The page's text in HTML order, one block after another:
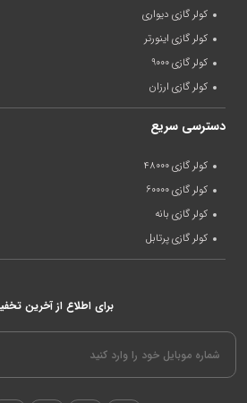
کولر گازی دیواری
کولر گازی اینورتر
کولر گازی 9000
کولر گازی ارزان
دسترسی سریع
کولر گازی 48000
کولر گازی 60000
کولر گازی بانه
کولر گازی پرتابل
برای اطلاع از آخرین